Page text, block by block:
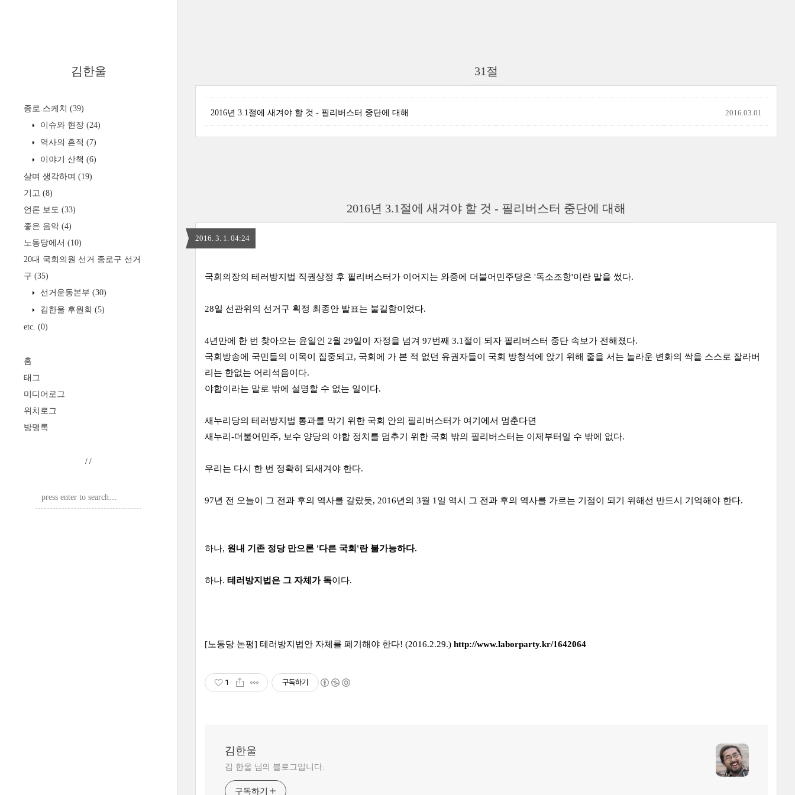
김한울
종로 스케치 (39)
이슈와 현장 (24)
역사의 흔적 (7)
이야기 산책 (6)
살며 생각하며 (19)
기고 (8)
언론 보도 (33)
좋은 음악 (4)
노동당에서 (10)
20대 국회의원 선거 종로구 선거
구 (35)
선거운동본부 (30)
김한울 후원회 (5)
etc. (0)
홈
태그
미디어로그
위치로그
방명록
/ /
31절
2016년 3.1절에 새겨야 할 것 - 필리버스터 중단에 대해 2016.03.01
2016년 3.1절에 새겨야 할 것 - 필리버스터 중단에 대해
2016. 3. 1. 04:24
국회의장의 테러방지법 직권상정 후 필리버스터가 이어지는 와중에 더불어민주당은 '독소조항'이란 말을 썼다.
28일 선관위의 선거구 획정 최종안 발표는 불길함이었다.
4년만에 한 번 찾아오는 윤일인 2월 29일이 자정을 넘겨 97번째 3.1절이 되자 필리버스터 중단 속보가 전해졌다.
국회방송에 국민들의 이목이 집중되고, 국회에 가 본 적 없던 유권자들이 국회 방청석에 앉기 위해 줄을 서는 놀라운 변화의 싹을 스스로 잘라버
리는 한없는 어리석음이다.
야합이라는 말로 밖에 설명할 수 없는 일이다.
새누리당의 테러방지법 통과를 막기 위한 국회 안의 필리버스터가 여기에서 멈춘다면
새누리-더불어민주, 보수 양당의 야합 정치를 멈추기 위한 국회 밖의 필리버스터는 이제부터일 수 밖에 없다.
우리는 다시 한 번 정확히 되새겨야 한다.
97년 전 오늘이 그 전과 후의 역사를 갈랐듯, 2016년의 3월 1일 역시 그 전과 후의 역사를 가르는 기점이 되기 위해선 반드시 기억해야 한다.
하나, 원내 기존 정당 만으론 '다른 국회'란 불가능하다.
하나. 테러방지법은 그 자체가 독이다.
[노동당 논평] 테러방지법안 자체를 폐기해야 한다! (2016.2.29.) http://www.laborparty.kr/1642064
1 구독하기
김한울
김 한울 님의 블로그입니다.
구독하기